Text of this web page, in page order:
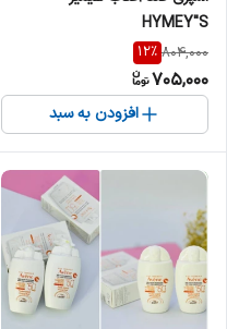
HYMEY"S
804,000
12%
705,000
افزودن به سبد